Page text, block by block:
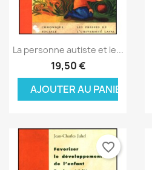
Aperçu rapide
La personne autiste et le...
19,50 €
AJOUTER AU PANIER
favorite_border